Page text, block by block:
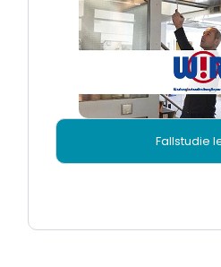
Fallstudie